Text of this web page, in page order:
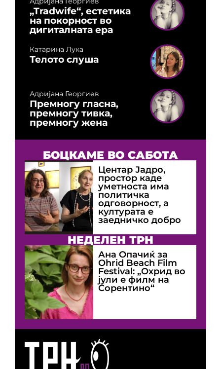
„Tradwife“, естетика
на покорност во
дигиталната ера
Катарина Лука
Телото слуша
Адријана Георгиев
Премногу гласна,
премногу тивка,
премногу жена
БОЦКАМЕ ВО САБОТА
Центар Јадро,
простор каде
уметноста има
политичка
одговорност, а
културата е
заедничко добро
НЕДЕЛЕН ТРН
Ана Опачиќ за
Оhrid Beach Film
Festival: „Охрид во
јули е филм на
Сорентино“